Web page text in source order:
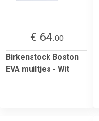
€ 64.00
Birkenstock Boston
EVA muiltjes - Wit